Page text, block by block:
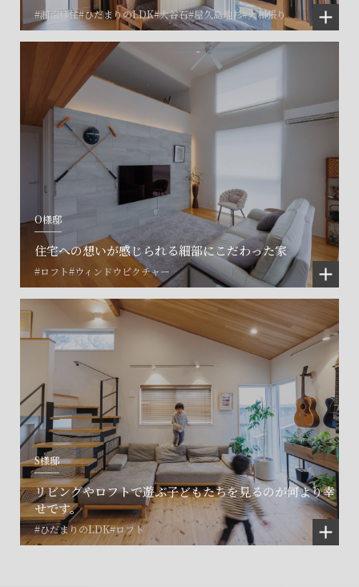
#湘南移住#ひだまりのLDK#大谷石#屋久島地杉#大和張り
O様邸
住宅への想いが感じられる細部にこだわった家
#ロフト#ウィンドウピクチャー
S様邸
リビングやロフトで遊ぶ子どもたちを見るのが何より幸
せです。
#ひだまりのLDK#ロフト
©SET inc.